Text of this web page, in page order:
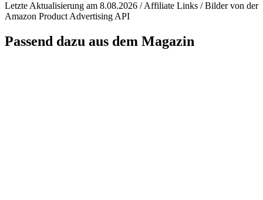
Letzte Aktualisierung am 8.08.2026 / Affiliate Links / Bilder von der
Amazon Product Advertising API
Passend dazu aus dem Magazin